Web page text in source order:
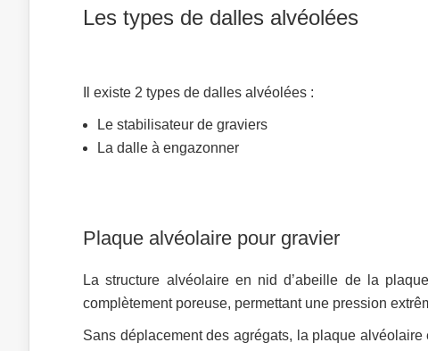
Les types de dalles alvéolées
Il existe 2 types de dalles alvéolées :
Le stabilisateur de graviers
La dalle à engazonner
Plaque alvéolaire pour gravier
La structure alvéolaire en nid d’abeille de la
complètement poreuse, permettant une pression
Sans déplacement des agrégats, la plaque